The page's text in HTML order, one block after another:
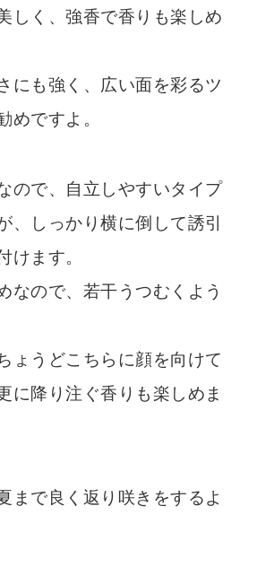
しく、強香で香りも楽しめ
にも強く、広い面を彩るツ
めですよ。
ので、自立しやすいタイプ
、しっかり横に倒して誘引
けます。
なので、若干うつむくよう
ょうどこちらに顔を向けて
に降り注ぐ香りも楽しめま
まで良く返り咲きをするよ